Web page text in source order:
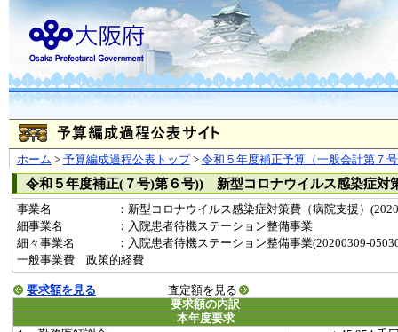
ホーム > 予算編成過程公表トップ> 令和５年度補正予算（一般会計第７
令和５年度補正(７号)第６号)) 新型コロナウイルス感染症対
事業名
：新型コロナウイルス感染症対策費（病院支援）
細事業名
：入院患者待機ステーション整備事業
細々事業名
：入院患者待機ステーション整備事業(20200309-
一般事業費 政策的経費
要求額を見る
査定額を見る
要求額の内訳
本年度要求